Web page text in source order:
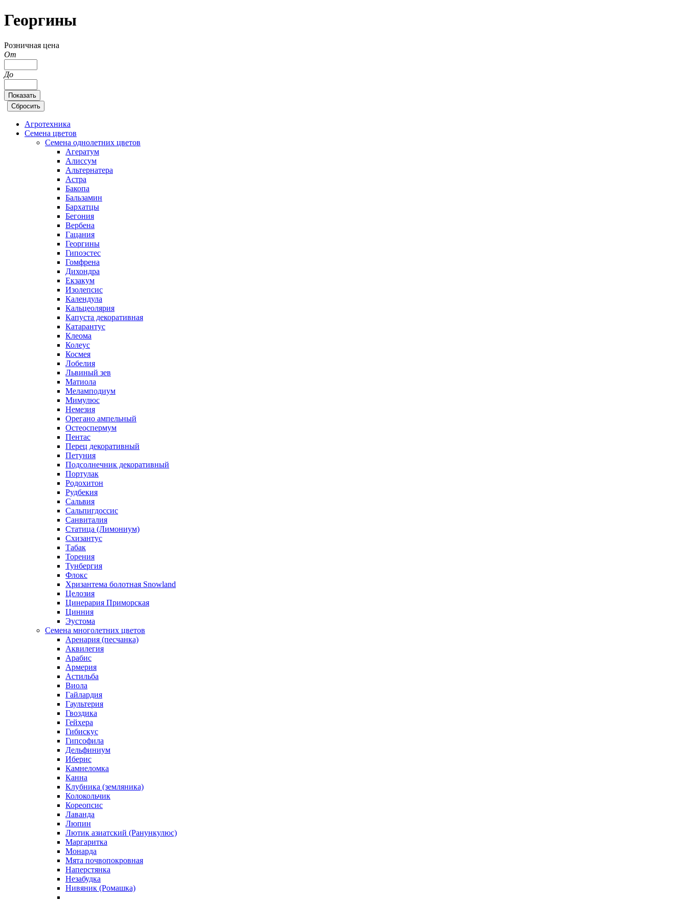
Георгины
Розничная цена
От
До
Агротехника
Семена цветов
Семена однолетних цветов
Агератум
Алиссум
Альтернатера
Астра
Бакопа
Бальзамин
Бархатцы
Бегония
Вербена
Гацания
Георгины
Гипоэстес
Гомфрена
Дихондра
Екзакум
Изолепсис
Календула
Кальцеолярия
Капуста декоративная
Катарантус
Клеома
Колеус
Космея
Лобелия
Львиный зев
Матиола
Меламподиум
Мимулюс
Немезия
Орегано ампельный
Остеоспермум
Пентас
Перец декоративный
Петуния
Подсолнечник декоративный
Портулак
Родохитон
Рудбекия
Сальвия
Сальпигдоссис
Санвиталия
Статица (Лимониум)
Схизантус
Табак
Торения
Тунбергия
Флокс
Хризантема болотная Snowland
Целозия
Цинерария Приморская
Цинния
Эустома
Семена многолетних цветов
Аренария (песчанка)
Аквилегия
Арабис
Армерия
Астильба
Виола
Гайлардия
Гаультерия
Гвоздика
Гейхера
Гибискус
Гипсофила
Дельфиниум
Иберис
Камнеломка
Канна
Клубника (земляника)
Колокольчик
Кореопсис
Лаванда
Люпин
Лютик азиатский (Ранункулюс)
Маргаритка
Монарда
Мята почвопокровная
Наперстянка
Незабудка
Нивяник (Ромашка)